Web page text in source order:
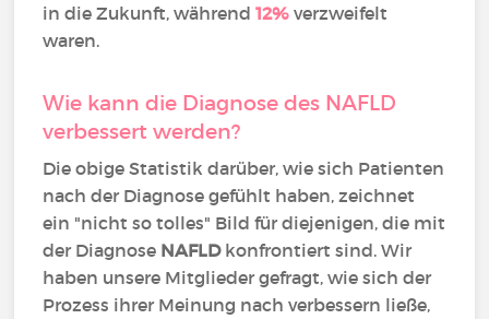
in die Zukunft, während12% verzweifelt
waren.
Wie kann die Diagnose des NAFLD
verbessert werden?
Die obige Statistik darüber, wie sich Patienten
nach der Diagnose gefühlt haben, zeichnet
ein "nicht so tolles" Bild für diejenigen, die mit
der Diagnose NAFLDkonfrontiert sind. Wir
haben unsere Mitglieder gefragt, wie sich der
Prozess ihrer Meinung nach verbessern ließe,